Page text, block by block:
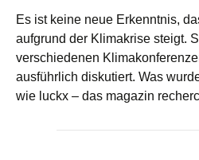
Es ist keine neue Erkenntnis,
aufgrund der Klimakrise steigt.
verschiedenen
ausführlich diskutiert. Was
wie luckx – das magazin